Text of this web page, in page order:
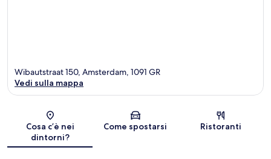
Mappa
Wibautstraat 150, Amsterdam, 1091 GR
Vedi sulla mappa
Cosa c’è nei
dintorni?
Come spostarsi Ristoranti